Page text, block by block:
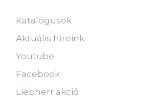
Katalógusok
Aktuális híreink
Youtube
Facebook
Liebherr akció